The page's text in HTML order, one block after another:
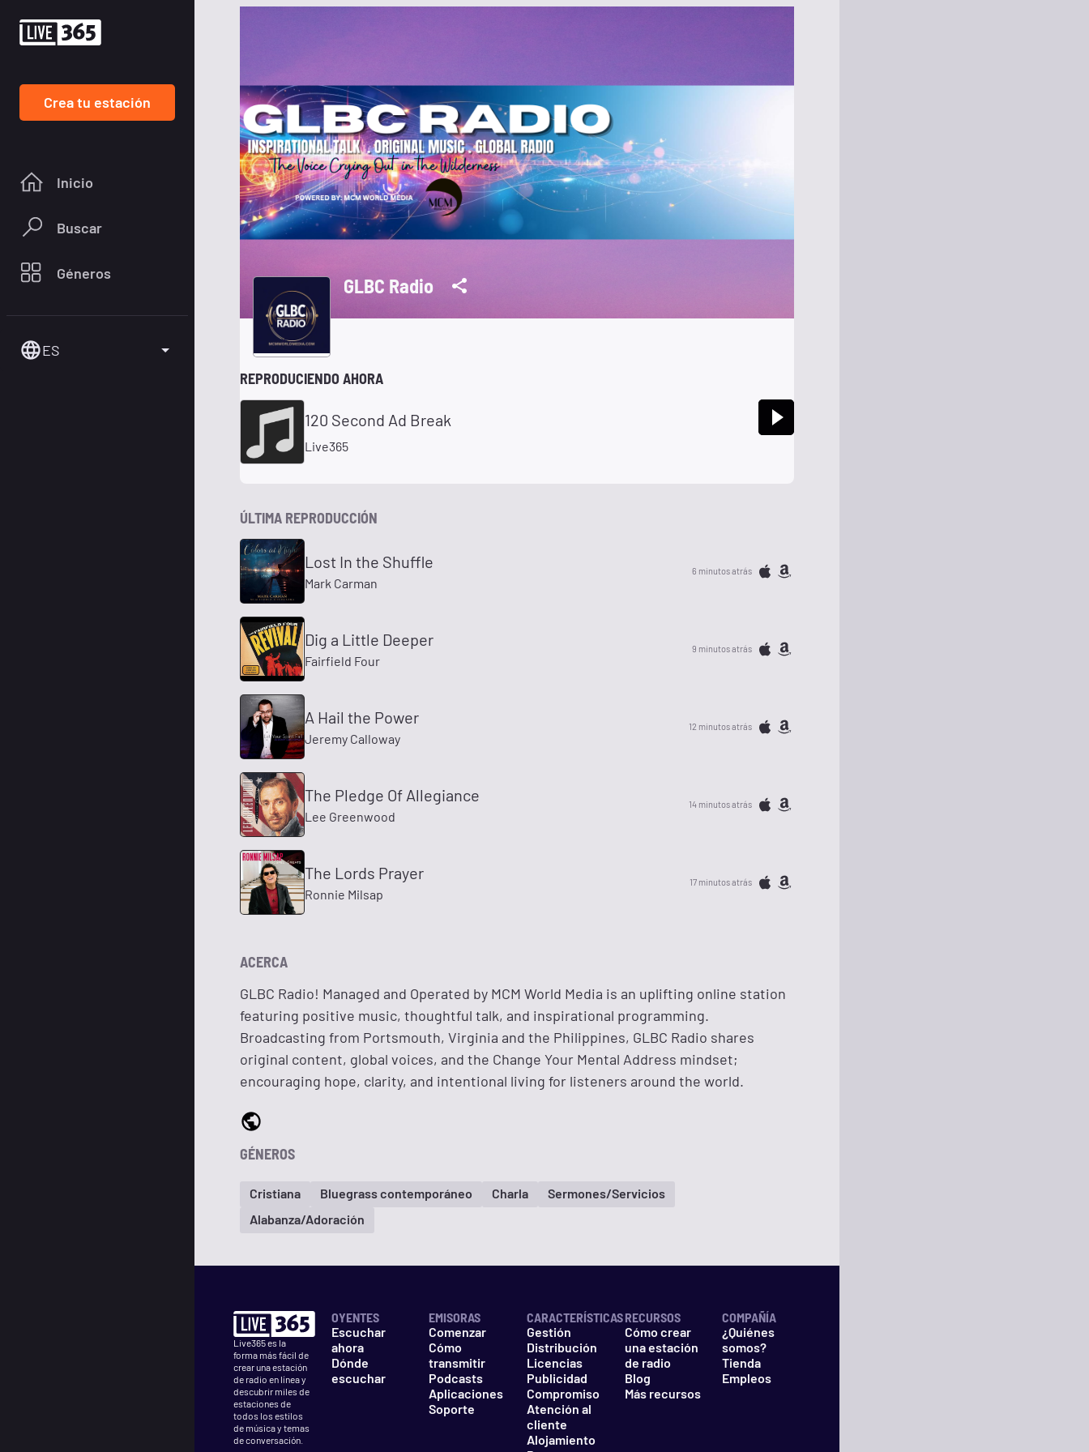
Crea tu estación
Inicio
Buscar
Géneros
ES
GLBC Radio
REPRODUCIENDO AHORA
120 Second Ad Break
Live365
ÚLTIMA REPRODUCCIÓN
Lost In the Shuffle
Mark Carman
6 minutos atrás
Dig a Little Deeper
Fairfield Four
9 minutos atrás
A Hail the Power
Jeremy Calloway
12 minutos atrás
The Pledge Of Allegiance
Lee Greenwood
14 minutos atrás
The Lords Prayer
Ronnie Milsap
17 minutos atrás
ACERCA
GLBC Radio! Managed and Operated by MCM World Media is an uplifting online station
featuring positive music, thoughtful talk, and inspirational programming.
Broadcasting from Portsmouth, Virginia and the Philippines, GLBC Radio shares
original content, global voices, and the Change Your Mental Address mindset;
encouraging hope, clarity, and intentional living for listeners around the world.
GÉNEROS
Cristiana Bluegrass contemporáneo Charla
Sermones/Servicios
Alabanza/Adoración
Live365 es la
forma más fácil de
crear una estación
de radio en línea y
descubrir miles de
estaciones de
todos los estilos
de música y temas
de conversación.
OYENTES
Escuchar
ahora
Dónde
escuchar
EMISORAS
Comenzar
Cómo
transmitir
Podcasts
Aplicaciones
Soporte
CARACTERÍSTICAS
Gestión
Distribución
Licencias
Publicidad
Compromiso
Atención al
cliente
Alojamiento
RECURSOS
Cómo crear
una estación
de radio
Blog
Más recursos
COMPAÑÍA
¿Quiénes
somos?
Tienda
Empleos